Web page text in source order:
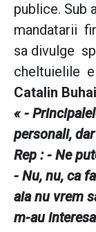
publice. Sub
mandatarii
sa divulge
cheltuielile
Catalin
« -
personali,
Rep : - Ne
- Nu, nu, ca
aia nu vrem
m-au